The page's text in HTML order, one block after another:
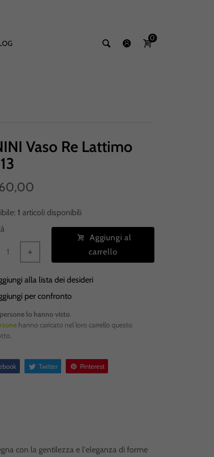
0
Vaso Re Lattimo
1 articoli disponibili
Aggiungi al
carrello
alla lista dei desideri
per confronto
lo hanno visto.
hanno caricato nel loro carrello questo
Twitter Pinterest
con la gentilezza e l'eleganza di forme